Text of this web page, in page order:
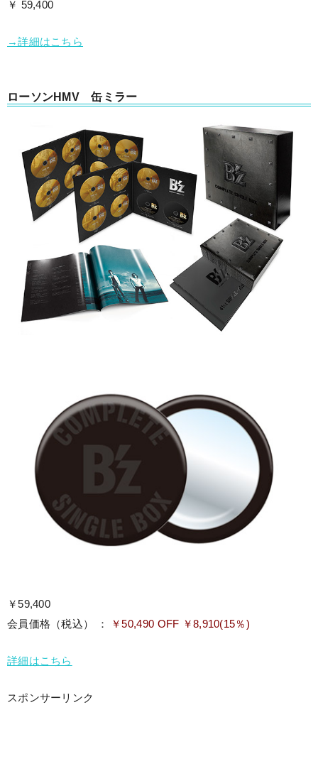
￥ 59,400
→詳細はこちら
ローソンHMV 缶ミラー
￥59,400
会員価格（税込） ：
￥50,490 OFF ￥8,910(15％)
詳細はこちら
スポンサーリンク